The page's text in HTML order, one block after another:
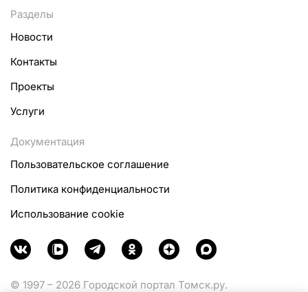
Разделы
Новости
Контакты
Проекты
Услуги
Документация
Пользовательское соглашение
Политика конфиденциальности
Использование cookie
© 1997 – 2026 Городской портал Томск.ру.